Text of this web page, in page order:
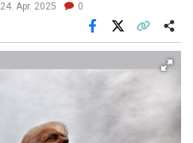
24. Apr. 2025 0
Facebook